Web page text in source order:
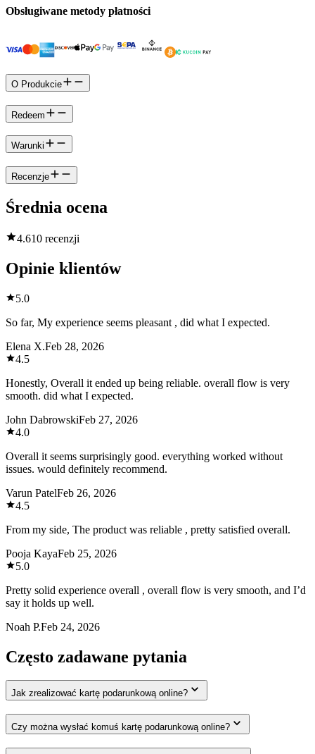
Obsługiwane metody płatności
O Produkcie
Redeem
Warunki
Recenzje
Średnia ocena
4.610 recenzji
Opinie klientów
5.0
So far, My experience seems pleasant , did what I expected.
Elena X.Feb 28, 2026
4.5
Honestly, Overall it ended up being reliable. overall flow is very
smooth. did what I expected.
John DabrowskiFeb 27, 2026
4.0
Overall it seems surprisingly good. everything worked without
issues. would definitely recommend.
Varun PatelFeb 26, 2026
4.5
From my side, The product was reliable , pretty satisfied overall.
Pooja KayaFeb 25, 2026
5.0
Pretty solid experience overall , overall flow is very smooth, and I’d
say it holds up well.
Noah P.Feb 24, 2026
Często zadawane pytania
Jak zrealizować kartę podarunkową online?
Czy można wysłać komuś kartę podarunkową online?